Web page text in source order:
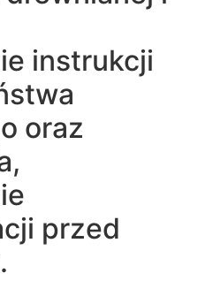
instrukcji
oraz
przed